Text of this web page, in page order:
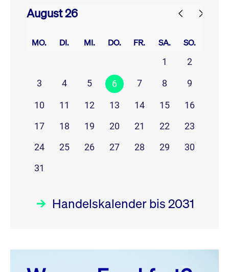
August 26
MO. DI. MI. DO. FR. SA. SO.
1
2
3
4 5 6 7 8 9
10 11 12 13 14 15
16
17
18 19 20 21 22
23
24
25 26 27 28 29
30
31
Handelskalender bis 2031
August 26